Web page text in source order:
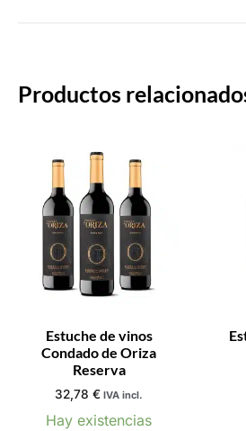
Productos
Estuche de vinos
Condado de Oriza
Reserva
32,78 € IVA incl.
Hay existencias